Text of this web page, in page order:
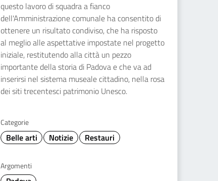
questo lavoro di squadra a fianco
dell'Amministrazione comunale ha consentito di
ottenere un risultato condiviso, che ha risposto
al meglio alle aspettative impostate nel progetto
iniziale, restitutendo alla città un pezzo
importante della storia di Padova e che va ad
inserirsi nel sistema museale cittadino, nella rosa
dei siti trecentesci patrimonio Unesco.
Categorie
Belle arti Notizie Restauri
Argomenti